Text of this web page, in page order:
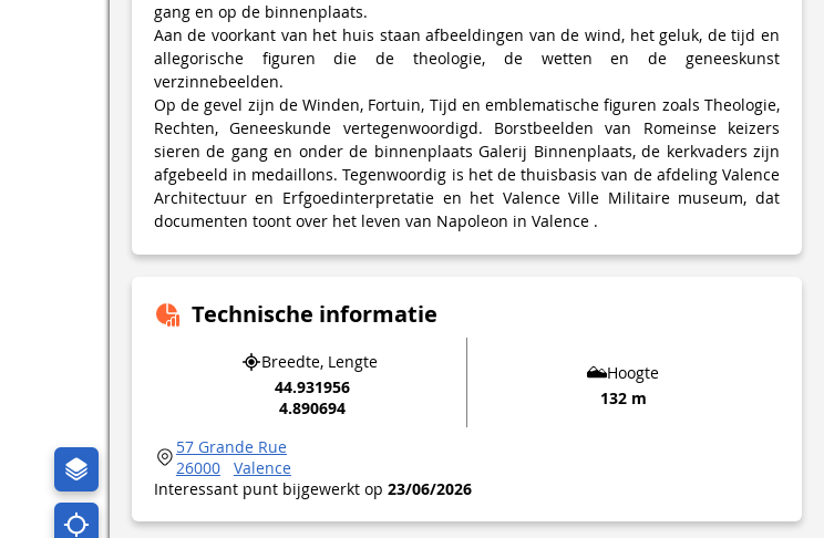
gang en op de binnenplaats.
Aan de voorkant van het huis staan afbeeldingen van de wind, het geluk, de tijd en
allegorische figuren die de theologie, de wetten en de geneeskunst
verzinnebeelden.
Op de gevel zijn de Winden, Fortuin, Tijd en emblematische figuren zoals Theologie,
Rechten, Geneeskunde vertegenwoordigd. Borstbeelden van Romeinse keizers
sieren de gang en onder de binnenplaats Galerij Binnenplaats, de kerkvaders zijn
afgebeeld in medaillons. Tegenwoordig is het de thuisbasis van de afdeling Valence
Architectuur en Erfgoedinterpretatie en het Valence Ville Militaire museum, dat
documenten toont over het leven van Napoleon in Valence .
Technische informatie
Breedte, Lengte
44.931956
4.890694
Hoogte
132 m
57 Grande Rue
26000
Valence
Interessant punt bijgewerkt op 23/06/2026